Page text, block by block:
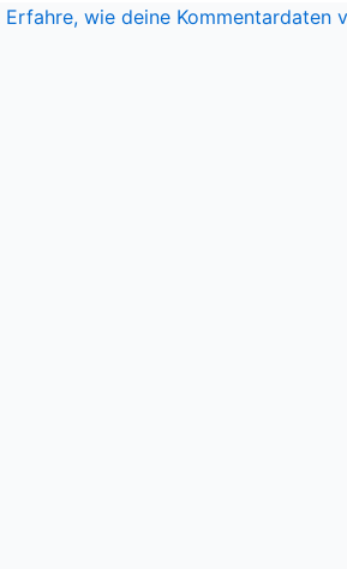
Erfahre, wie deine Kommentardaten